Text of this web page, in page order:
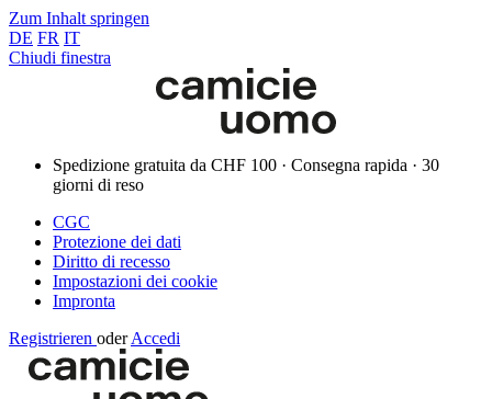
Zum Inhalt springen
DE FR IT
Chiudi finestra
Spedizione gratuita da CHF 100 · Consegna rapida · 30
giorni di reso
CGC
Protezione dei dati
Diritto di recesso
Impostazioni dei cookie
Impronta
Registrieren oder Accedi